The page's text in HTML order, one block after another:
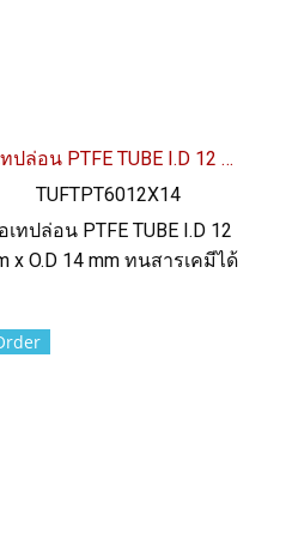
ท่อเทปล่อน PTFE TUBE I.D 12 mm x O.D 14 mm
TUFTPT6012X14
เทปล่อน PTFE TUBE I.D 12
x O.D 14 mm ทนสารเคมีได้
เกรด FDA ทน UV แสงแดด